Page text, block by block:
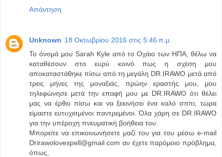
Απάντηση
Unknown 18 Οκτωβρίου 2016 στις 5:46 π.μ.
Το όνομά μου Sarah Kyle από το Οχάιο των ΗΠΑ, θέλω να
καταθέσουν στο ευρύ κοινό πως η σχέση μου
αποκαταστάθηκε πίσω από τη μεγάλη DR.IRAWO μετά από
τρεις μήνες της μοναξιάς, πρώην εραστής μου, μου
τηλεφώνησε μετά την επαφή μου με DR.IRAWO ότι θέλει
μας να έρθει πίσω και να ξεκινήσει ένα καλό σπίτι, τώρα
είμαστε ευτυχισμένοι παντρεμένοι. Όλα χάρη σε DR.IRAWO
για την υπέροχη πνευματική βοήθεια του.
Μπορείτε να επικοινωνήσετε μαζί του για του μέσω e-mail
Drirawolovespell@gmail.com αν έχετε παρόμοιο πρόβλημα,
όπως,